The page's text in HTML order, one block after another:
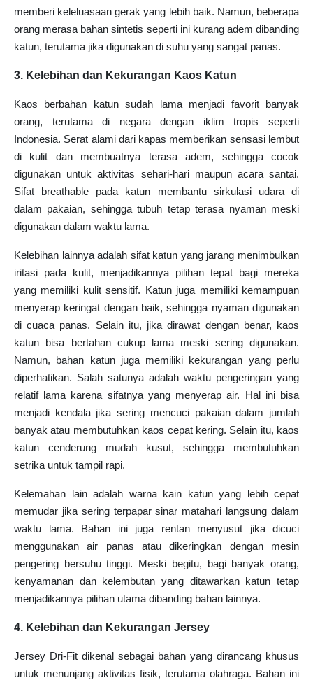
memberi keleluasaan gerak yang lebih baik. Namun, beberapa
orang merasa bahan sintetis seperti ini kurang adem dibanding
katun, terutama jika digunakan di suhu yang sangat panas.
3. Kelebihan dan Kekurangan Kaos Katun
Kaos berbahan katun sudah lama menjadi favorit banyak
orang, terutama di negara dengan iklim tropis seperti
Indonesia. Serat alami dari kapas memberikan sensasi lembut
di kulit dan membuatnya terasa adem, sehingga cocok
digunakan untuk aktivitas sehari-hari maupun acara santai.
Sifat breathable pada katun membantu sirkulasi udara di
dalam pakaian, sehingga tubuh tetap terasa nyaman meski
digunakan dalam waktu lama.
Kelebihan lainnya adalah sifat katun yang jarang menimbulkan
iritasi pada kulit, menjadikannya pilihan tepat bagi mereka
yang memiliki kulit sensitif. Katun juga memiliki kemampuan
menyerap keringat dengan baik, sehingga nyaman digunakan
di cuaca panas. Selain itu, jika dirawat dengan benar, kaos
katun bisa bertahan cukup lama meski sering digunakan.
Namun, bahan katun juga memiliki kekurangan yang perlu
diperhatikan. Salah satunya adalah waktu pengeringan yang
relatif lama karena sifatnya yang menyerap air. Hal ini bisa
menjadi kendala jika sering mencuci pakaian dalam jumlah
banyak atau membutuhkan kaos cepat kering. Selain itu, kaos
katun cenderung mudah kusut, sehingga membutuhkan
setrika untuk tampil rapi.
Kelemahan lain adalah warna kain katun yang lebih cepat
memudar jika sering terpapar sinar matahari langsung dalam
waktu lama. Bahan ini juga rentan menyusut jika dicuci
menggunakan air panas atau dikeringkan dengan mesin
pengering bersuhu tinggi. Meski begitu, bagi banyak orang,
kenyamanan dan kelembutan yang ditawarkan katun tetap
menjadikannya pilihan utama dibanding bahan lainnya.
4. Kelebihan dan Kekurangan Jersey
Jersey Dri-Fit dikenal sebagai bahan yang dirancang khusus
untuk menunjang aktivitas fisik, terutama olahraga. Bahan ini